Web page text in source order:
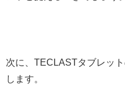
次に、TECLASTタブレッ
します。